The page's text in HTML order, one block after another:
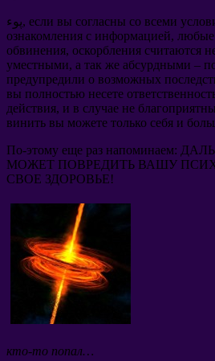
پوء, если вы согласны со всеми
ознакомления с информацией,
обвинения, оскорбления считаются
уместными, а так же абсурдными –
предупредили о возможных
вы полностью несете
действия, и в случае не
винить вы можете только себя и
По-этому еще раз напоминаем:
МОЖЕТ ПОВРЕДИТЬ ВАШУ
СВОЕ ЗДОРОВЬЕ!
кто-то попал…